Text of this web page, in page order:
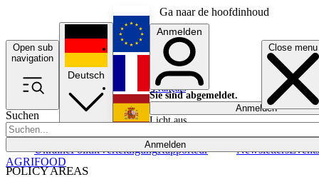
Ga naar de hoofdinhoud
Open sub
navigation
Close menu
Suchen
Anmelden
POLICY AREAS
UkrainePolitikVerteidigungRapporteur NewslettersEvents
Deutsch
English
Français
Anmelden
Sie sind abgemeldet.
Anmelden
Licht aus
AGRIFOOD